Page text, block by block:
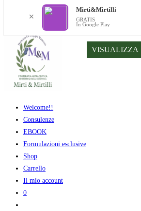
contenuto
Welcome!!
Consulenze
EBOOK
Formulazioni esclusive
Shop
Carrello
Il mio account
0
✕
Mirti&Mirtilli
GRATIS
In Google Play
VISUALIZZA